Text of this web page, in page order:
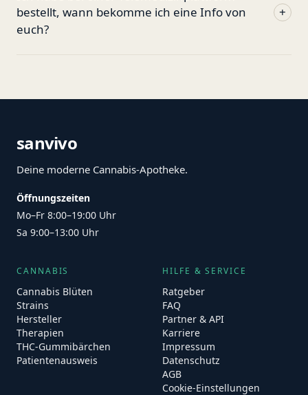
bestellt, wann bekomme ich eine Info von
euch?
+
sanvivo
Deine moderne Cannabis-Apotheke.
Öffnungszeiten
Mo–Fr 8:00–19:00 Uhr
Sa 9:00–13:00 Uhr
CANNABIS
Cannabis Blüten
Strains
Hersteller
Therapien
THC-Gummibärchen
Patientenausweis
HILFE & SERVICE
Ratgeber
FAQ
Partner & API
Karriere
Impressum
Datenschutz
AGB
Cookie-Einstellungen